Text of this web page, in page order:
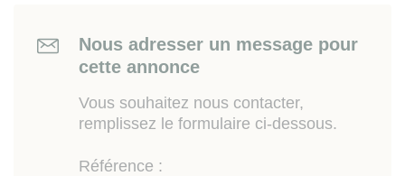
Nous adresser un message pour
cette annonce
Vous souhaitez nous contacter,
remplissez le formulaire ci-dessous.
Référence :